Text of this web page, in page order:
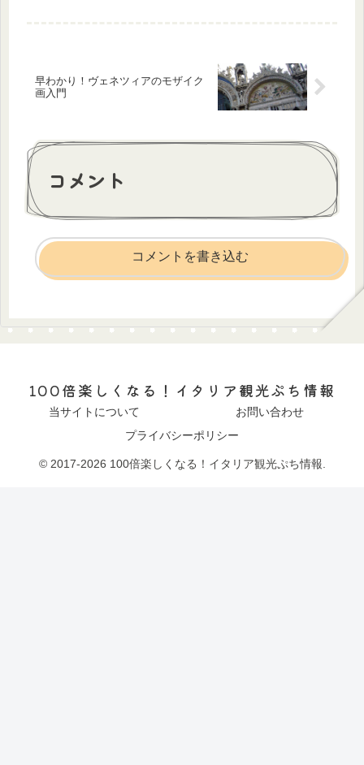
早わかり！ヴェネツィアのモザイク
画入門
コメント
コメントを書き込む
100倍楽しくなる！イタリア観光ぷち情報
当サイトについて
お問い合わせ
プライバシーポリシー
© 2017-2026 100倍楽しくなる！イタリア観光ぷち情報.